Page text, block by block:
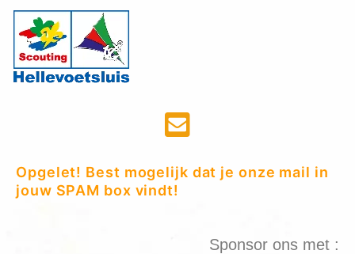
Opgelet! Best mogelijk dat je onze mail in
jouw SPAM box vindt!
Sponsor ons met :